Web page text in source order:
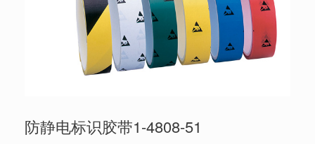
防静电标识胶带1-4808-51